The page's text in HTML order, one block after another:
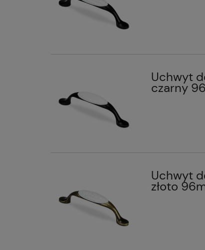
Uchwyt
czarny
Uchwyt
złoto